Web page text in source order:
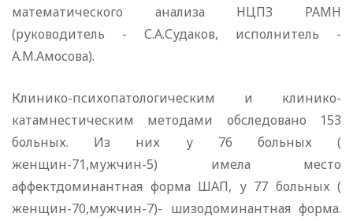
математического анализа НЦПЗ РАМН
(руководитель - С.А.Судаков, исполнитель -
А.М.Амосова).
Клинико-психопатологическим и клинико-
катамнестическим методами обследовано 153
больных. Из них у 76 больных (
женщин-71,мужчин-5) имела место
аффектдоминантная форма ШАП, у 77 больных (
женщин-70,мужчин-7)- шизодоминантная форма.